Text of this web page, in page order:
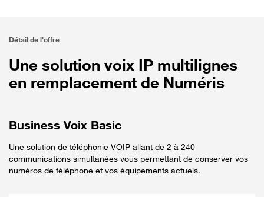
Détail de l'offre
Une solution voix IP multilignes
en remplacement de Numéris
Business Voix Basic
Une solution de téléphonie VOIP allant de 2 à 240
communications simultanées vous permettant de conserver vos
numéros de téléphone et vos équipements actuels.